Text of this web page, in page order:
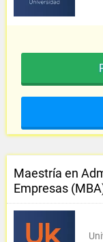
Maestría en
Empresas